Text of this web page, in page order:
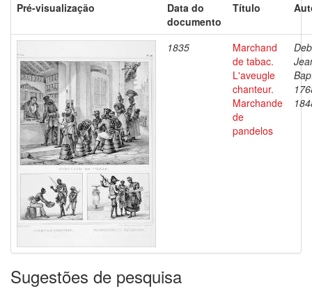
Pré-visualização
Data do
documento
Título
1835
Marchand
de tabac.
L'aveugle
chanteur.
Marchande
de
pandelos
Sugestões de pesquisa